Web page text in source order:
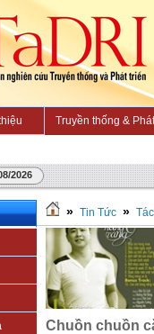
Truyền thống &
2026
» Tin Tức »
Chuồn chuồn